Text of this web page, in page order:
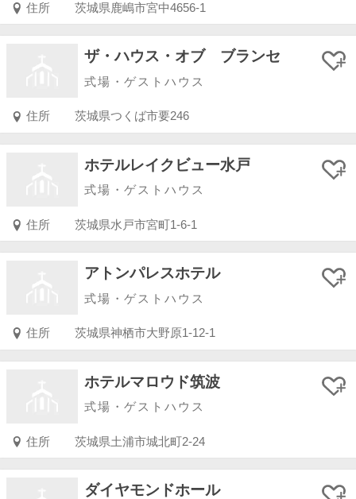
住所 茨城県鹿嶋市宮中4656-1
ザ・ハウス・オブ ブランセ
式場・ゲストハウス
住所 茨城県つくば市要246
ホテルレイクビュー水戸
式場・ゲストハウス
住所 茨城県水戸市宮町1-6-1
アトンパレスホテル
式場・ゲストハウス
住所 茨城県神栖市大野原1-12-1
ホテルマロウド筑波
式場・ゲストハウス
住所 茨城県土浦市城北町2-24
ダイヤモンドホール